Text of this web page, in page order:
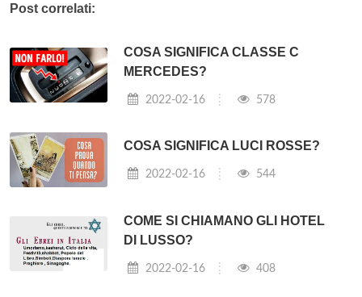
Post correlati:
COSA SIGNIFICA CLASSE C
MERCEDES?
2022-02-16 578
COSA SIGNIFICA LUCI ROSSE?
2022-02-16 544
COME SI CHIAMANO GLI HOTEL
DI LUSSO?
2022-02-16 408